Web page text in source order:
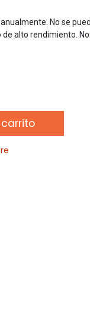
No se
alto rendimiento.